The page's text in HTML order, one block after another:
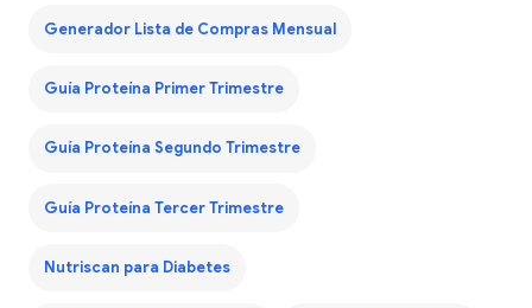
Generador Lista de Compras Mensual
Guía Proteína Primer Trimestre
Guía Proteína Segundo Trimestre
Guía Proteína Tercer Trimestre
Nutriscan para Diabetes